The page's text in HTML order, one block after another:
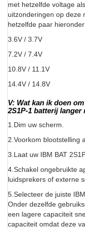
met hetzelfde voltage
uitzonderingen op deze
hetzelfde paar
3.6V / 3.7V
7.2V / 7.4V
10.8V / 11.1V
14.4V / 14.8V
V: Wat kan ik doen
2S1P-1 batterij langer
1.Dim uw scherm.
2.Voorkom blootstelling
3.Laat uw IBM BAT
4.Schakel ongebruikte
luidsprekers of externe
5.Selecteer de juiste
Onder dezelfde
een lagere capaciteit
capaciteit omdat deze